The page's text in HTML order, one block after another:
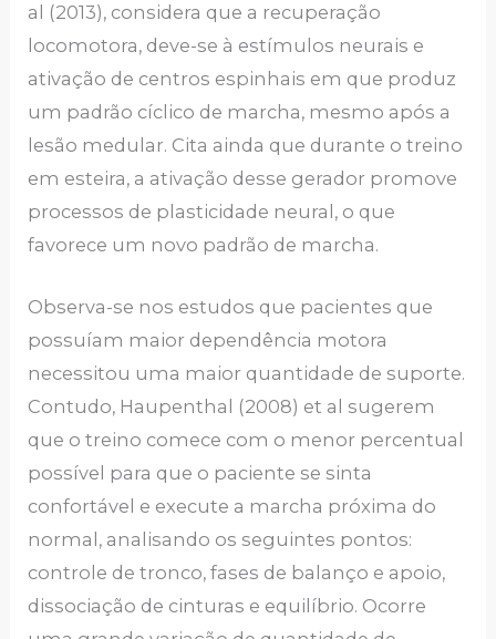
al (2013), considera que a recuperação
locomotora, deve-se à estímulos neurais e
ativação de centros espinhais em que produz
um padrão cíclico de marcha, mesmo após a
lesão medular. Cita ainda que durante o treino
em esteira, a ativação desse gerador promove
processos de plasticidade neural, o que
favorece um novo padrão de marcha.
Observa-se nos estudos que pacientes que
possuíam maior dependência motora
necessitou uma maior quantidade de suporte.
Contudo, Haupenthal (2008) et al sugerem
que o treino comece com o menor percentual
possível para que o paciente se sinta
confortável e execute a marcha próxima do
normal, analisando os seguintes pontos:
controle de tronco, fases de balanço e apoio,
dissociação de cinturas e equilíbrio. Ocorre